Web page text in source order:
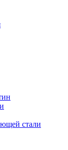
стали